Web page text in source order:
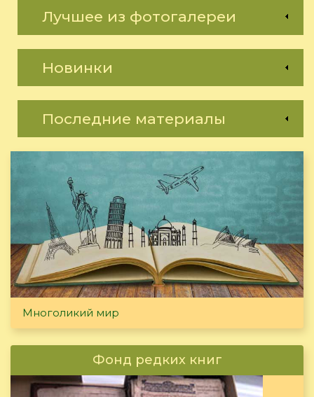
Лучшее из фотогалереи
Новинки
Последние материалы
Многоликий мир
Фонд редких книг